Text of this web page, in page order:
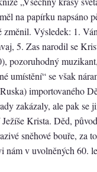
na papírku napsáno
Výsledek: 1.
5. Zas narodil se
pozoruhodný
umístění“ se však
importovaného
zakázaly, ale pak se
Krista. Děd,
sněhové bouře, za
nám v uvolněných 60.